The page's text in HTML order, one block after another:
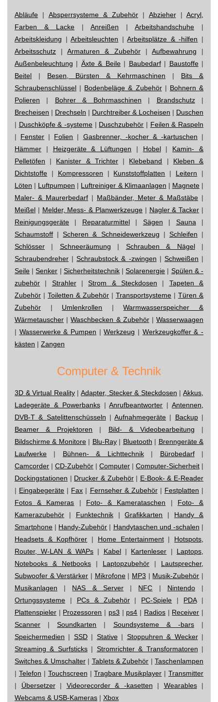
Abläufe | Absperrsysteme & Zubehör | Abzieher| Acryl,
Farben & Lacke | Anreißen | Arbeitshandschuhe |
Arbeitskleidung |Arbeitsleuchten |Arbeitsplätze & -hilfen |
Arbeitsschutz |Armaturen & Zubehör| Aufbewahrung |
Außenbeleuchtung | Äxte & Beile| Baubedarf| Baustoffe|
Beitel | Besen, Bürsten & Kehrmaschinen | Bits &
Schraubenschlüssel | Bodenbeläge & Zubehör| Bohnern &
Polieren | Bohrer & Bohrmaschinen | Brandschutz|
Brecheisen | Drechseln | Durchtreiber & Locheisen | Duschen
| Duschköpfe & -systeme | Duschzubehör | Feilen & Raspeln
| Fenster | Folien | Gasbrenner, -kocher & -kartuschen |
Hämmer | Heizgeräte & Lüftungen | Hobel| Kamin- &
Pelletöfen | Kanister & Trichter| Klebeband | Kleben &
Dichtstoffe | Kompressoren | Kunststoffplatten | Leitern |
Löten | Luftpumpen | Luftreiniger & Klimaanlagen | Magnete|
Maler- & Maurerbedarf | Maßbänder, Meter & Maßstäbe |
Meißel | Melder, Mess- & Planwerkzeuge | Nagler & Tacker |
Reinigungsgeräte | Reparaturmittel| Sägen | Sauna |
Schaumstoff |Scheren & Schneidewerkzeug | Schleifen |
Schlösser | Schneeräumung | Schrauben & Nägel|
Schraubendreher |Schraubstock & -zwingen | Schweißen |
Seile |Senker | Sicherheitstechnik|Solarenergie | Spülen & -
zubehör | Strahler|Strom & Steckdosen | Tapeten &
Zubehör | Toiletten & Zubehör | Transportsysteme | Türen &
Zubehör | Umlenkrollen |Warmwasserspeicher &
Wärmetauscher |Waschbecken & Zubehör|Wasserwaagen
| Wasserwerke & Pumpen |Werkzeug | Werkzeugkoffer & -
kästen | Zangen
Computer & Technik
3D & Virtual Reality|Adapter, Stecker & Steckdosen |Akkus,
Ladegeräte & Powerbanks|Anrufbeantworter |Antennen,
DVB-T & Satelittenschüsseln |Aufnahmegeräte | Backup|
Beamer & Projektoren | Bild- & Videobearbeitung |
Bildschirme & Monitore| Blu-Ray| Bluetooth | Brenngeräte &
Laufwerke | Bühnen- & Lichttechnik| Bürobedarf|
Camcorder | CD-Zubehör | Computer | Computer-Sicherheit |
Dockingstationen | Drucker & Zubehör| E-Book- & E-Reader
| Eingabegeräte | Fax | Fernseher & Zubehör| Festplatten |
Fotos & Kameras | Foto- & Kamerataschen | Foto- &
Kamerazubehör | Funktechnik|Grafikkarten | Handy &
Smartphone | Handy-Zubehör | Handytaschen und -schalen |
Headsets & Kopfhörer | Home Entertainment| Hotspots,
Router, W-LAN & WAPs | Kabel| Kartenleser | Laptops,
Notebooks & Netbooks | Laptopzubehör | Lautsprecher,
Subwoofer & Verstärker | Mikrofone| MP3 | Musik-Zubehör |
Musikanlagen | NAS & Server| NFC | Nintendo|
Ortungssysteme | PCs & Zubehör| PC-Spiele | PDA|
Plattenspieler | Prozessoren | ps3 | ps4 | Radios| Receiver |
Scanner |Soundkarten | Soundsysteme & -bars|
Speichermedien | SSD| Stative| Stoppuhren & Wecker|
Streaming & Surfsticks| Stromrichter & Transformatoren |
Switches & Umschalter| Tablets & Zubehör | Taschenlampen
| Telefon | Touchscreen |Tragbare Musikplayer | Transmitter
| Übersetzer| Videorecorder & -kasetten | Wearables|
Webcams & USB-Kameras | Xbox